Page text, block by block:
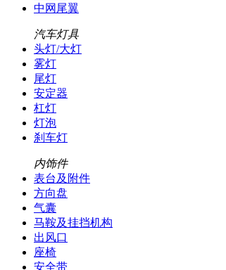
中网尾翼
汽车灯具
头灯/大灯
雾灯
尾灯
安定器
杠灯
灯泡
刹车灯
内饰件
表台及附件
方向盘
气囊
马鞍及挂挡机构
出风口
座椅
安全带